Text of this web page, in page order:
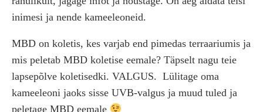
inimesi ja nende kameeleoneid.
MBD on koletis, kes varjab end pimedas terraariumis ja
mis peletab MBD koletise eemale? Täpselt nagu teie
lapsepõlve koletisedki. VALGUS. Lülitage oma
kameeleoni jaoks sisse UVB-valgus ja muud tuled ja
peletage MBD eemale